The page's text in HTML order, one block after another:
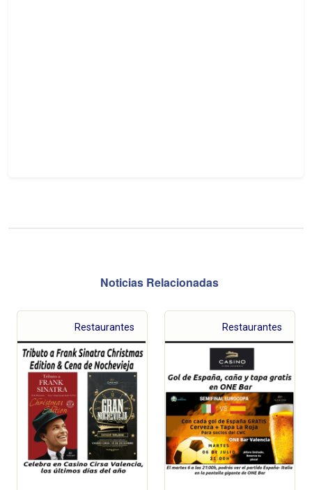
Noticias Relacionadas
Restaurantes Restaurantes